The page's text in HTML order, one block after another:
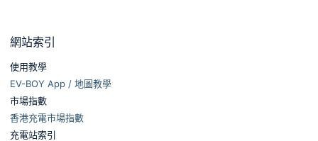
網站索引
使用教學
EV-BOY App / 地圖教學
市場指數
香港充電市場指數
充電站索引